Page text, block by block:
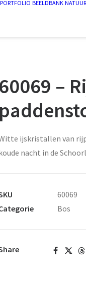
PORTFOLIO BEELDBANK
60069 –
ijskristallen van
nacht in de
60069
Bos